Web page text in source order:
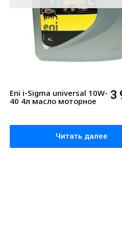
Eni i-Sigma universal 10W-
40 4л масло моторное
3
Читать далее